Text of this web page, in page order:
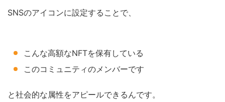
SNSのアイコンに設定することで、
こんな高額なNFTを保有している
このコミュニティのメンバーです
と社会的な属性をアピールできるんです。